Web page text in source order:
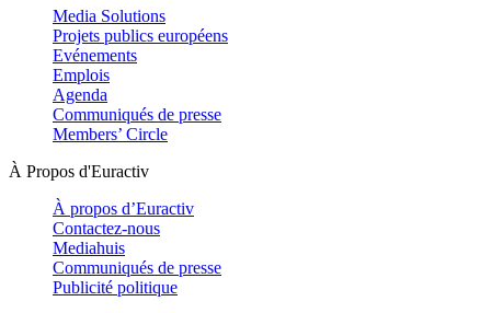
Media Solutions
Projets publics européens
Evénements
Emplois
Agenda
Communiqués de presse
Members’ Circle
À Propos d'Euractiv
À propos d’Euractiv
Contactez-nous
Mediahuis
Communiqués de presse
Publicité politique